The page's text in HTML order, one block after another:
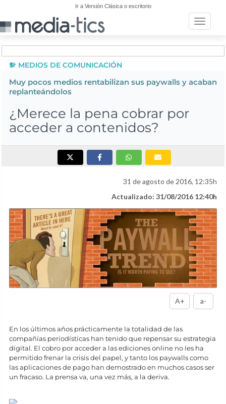
Ir a Versión Clásica o escritorio
Toggle
MEDIOS DE COMUNICACIÓN
Muy pocos medios rentabilizan sus paywalls y acaban
replanteándolos
¿Merece la pena cobrar por
acceder a contenidos?
31 de agosto de 2016, 12:35h
Actualizado: 31/08/2016 12:40h
A+ a-
En los últimos años prácticamente la totalidad de las
compañías periodísticas han tenido que repensar su estrategia
digital. El cobro por acceder a las ediciones online no les ha
permitido frenar la crisis del papel, y tanto los paywalls como
las aplicaciones de pago han demostrado en muchos casos ser
un fracaso. La prensa va, una vez más, a la deriva.